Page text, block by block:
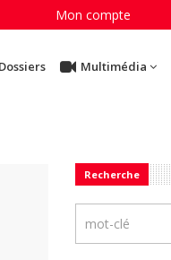
Mon compte
Multimédia
Recherche